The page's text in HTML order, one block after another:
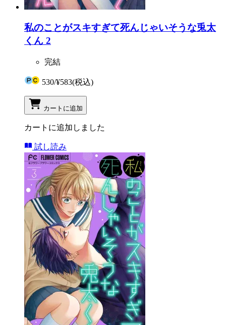
私のことがスキすぎて死んじゃいそうな兎太
くん 2
完結
530/¥583(税込)
カートに追加
カートに追加しました
試し読み